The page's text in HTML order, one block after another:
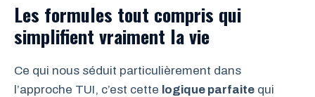
Les formules tout compris qui
simplifient vraiment la vie
Ce qui nous séduit particulièrement dans
l’approche TUI, c’est cette logique parfaite qui